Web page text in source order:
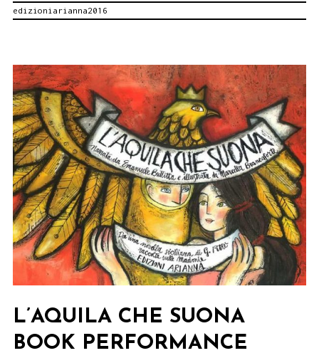
MARCELLA
BRANCAFORTE
ALLA
GNAM
edizioniarianna2016
L’AQUILA CHE SUONA
BOOK PERFORMANCE